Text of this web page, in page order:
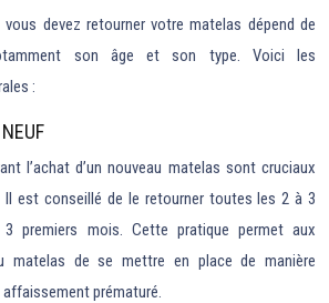
devez retourner votre matelas dépend de
son âge et son type. Voici les
:
l’achat d’un nouveau matelas sont cruciaux
est conseillé de le retourner toutes les 2 à 3
premiers mois. Cette pratique permet aux
matelas de se mettre en place de manière
affaissement prématuré.